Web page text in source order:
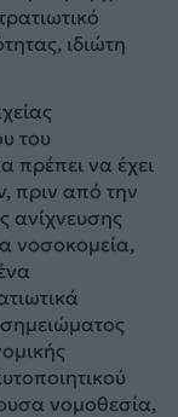
ιδιώτη
του
πρέπει να έχει
πριν από την
ανίχνευσης
νοσοκομεία,
σημειώματος
νομοθεσία,